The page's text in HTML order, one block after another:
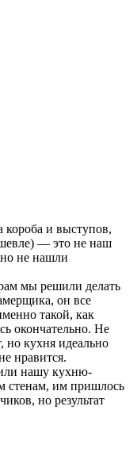
короба и выступов,
— это не наш
не нашли
мы решили делать
он все
такой, как
окончательно. Не
но кухня идеально
нравится.
нашу кухню-
стенам, им пришлось
но результат